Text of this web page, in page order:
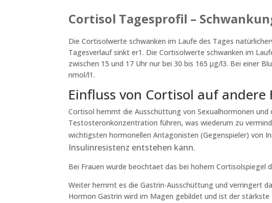
Cortisol Tagesprofil –
Die Cortisolwerte schwanken im Laufe des Tages
Tagesverlauf sinkt er1. Die Cortisolwerte schwanken im
zwischen 15 und 17 Uhr nur bei 30 bis 165 µg/l3. Bei einer
nmol/l1.
Einfluss von Cortisol auf andere
Cortisol hemmt die Ausschüttung von Sexualhormonen
Testosteronkonzentration führen, was wiederum zu
wichtigsten hormonellen Antagonisten (Gegenspieler) von
Insulinresistenz entstehen kann.
Bei Frauen wurde beochtaet das bei hohem
Weiter hemmt es die Gastrin-Ausschüttung und verringert
Hormon Gastrin wird im Magen gebildet und ist der